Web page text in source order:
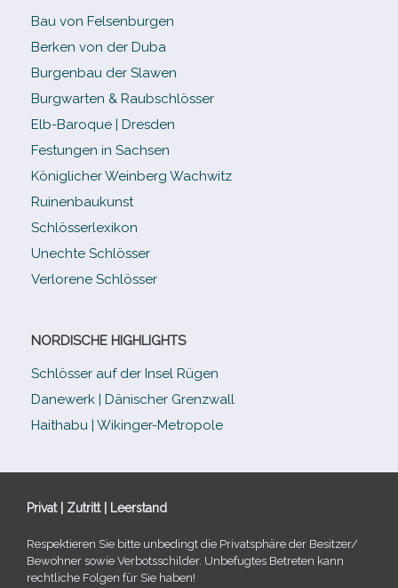
Bau von Felsenburgen
Berken von der Duba
Burgenbau der Slawen
Burgwarten & Raubschlösser
Elb-​Baroque | Dresden
Festungen in Sachsen
Königlicher Weinberg Wachwitz
Ruinenbaukunst
Schlösserlexikon
Unechte Schlösser
Verlorene Schlösser
NORDISCHE HIGHLIGHTS
Schlösser auf der Insel Rügen
Danewerk | Dänischer Grenzwall
Haithabu | Wikinger-Metropole
Privat | Zutritt | Leerstand
Respektieren Sie bitte unbe­dingt die Privatsphäre der Besitzer/​
Bewohner sowie Verbotsschilder. Unbefugtes Betreten kann
recht­li­che Folgen für Sie haben!